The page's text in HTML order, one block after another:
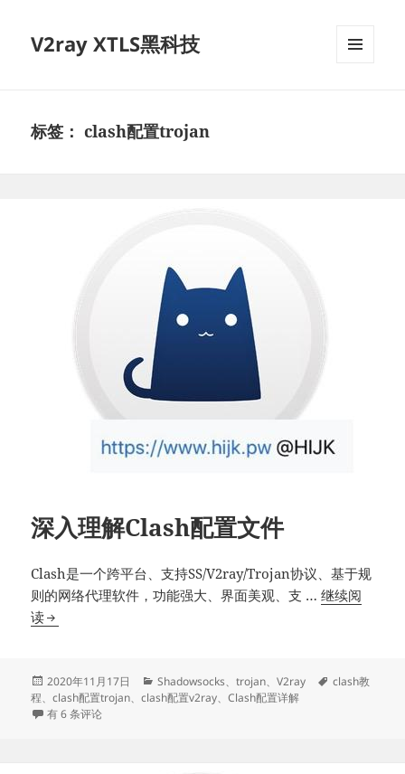
V2ray XTLS黑科技
标签：clash配置trojan
深入理解Clash配置文件
Clash是一个跨平台、支持SS/V2ray/Trojan协议、基于规
则的网络代理软件，功能强大、界面美观、支 …继续阅
读深
解
Clash
配
发
布
于
2020年11月17日
分
类
Shadowsocks、trojan、V2ray
标
clash教
程、clash配置trojan、clash配置v2ray、Clash配置详解
深入理解Clash配置文件
有 6 条评论